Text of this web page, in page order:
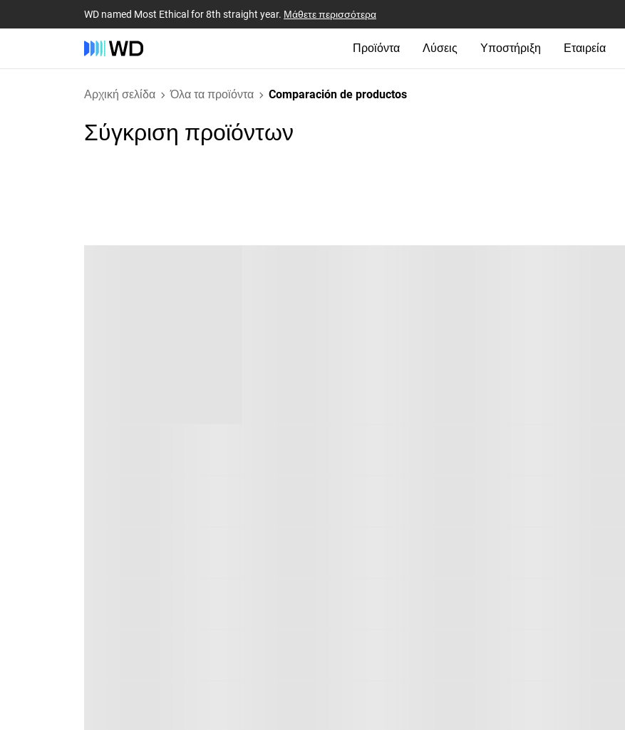
WD named Most Ethical for 8th straight year. Μάθετε περισσότερα
Προϊόντα Λύσεις Υποστήριξη Εταιρεία
Αρχική σελίδα Όλα τα προϊόντα Comparación de productos
Σύγκριση προϊόντων